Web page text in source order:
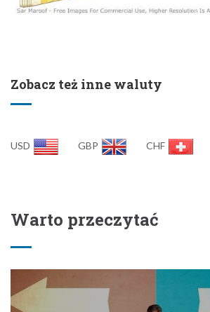
Zobacz też inne waluty
USD GBP CHF
Warto przeczytać